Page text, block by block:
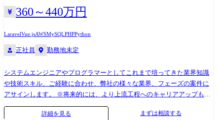
基本設計～保守運用 【規模】5名～10名 【期間】9ヶ月 【フロントエン
ド】React(TypeScript) 【サーバーサイド】.NET Framework (C#) 【インフ
等)/Docker/Kubernetes など ●開発手法:アジャイル/スクラム/ウォーターフ
ォール
360～440万円
LaravelVue.jsAWSMySQLPHPPython
正社員 勤務地未定
システムエンジニアやプログラマーとしてこれまで培ってきた業界知識
や技術スキル、ご経験に合わせ、弊社の様々な業界、フェーズの案件に
アサインします。 ※将来的には、より上流工程へのキャリアアップも見
据えて成長して頂きます。 ●不動産会社向け基幹システム開発
(Java/Spring/React/PostgreSQL/AWS) ●保険会社向け営業管理システム開
詳細を見る まずは相談する